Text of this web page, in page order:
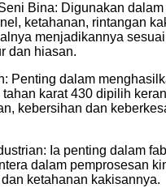
Bina: Digunakan
ketahanan, rintangan
menjadikannya
dan hiasan.
Penting dalam
karat 430 dipilih
kebersihan dan
Ia penting dalam
dalam pemprosesan
ketahanan kakisannya.